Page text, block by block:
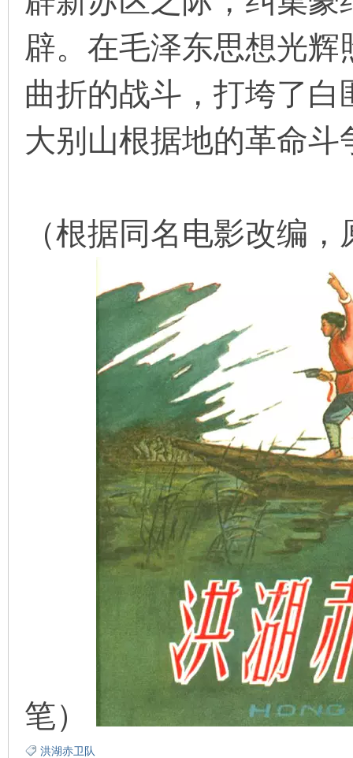
辟。在毛泽东思想光
曲折的战斗，打垮了
大别山根据地的革命斗
（根据同名电影改编
笔）
洪湖赤卫队